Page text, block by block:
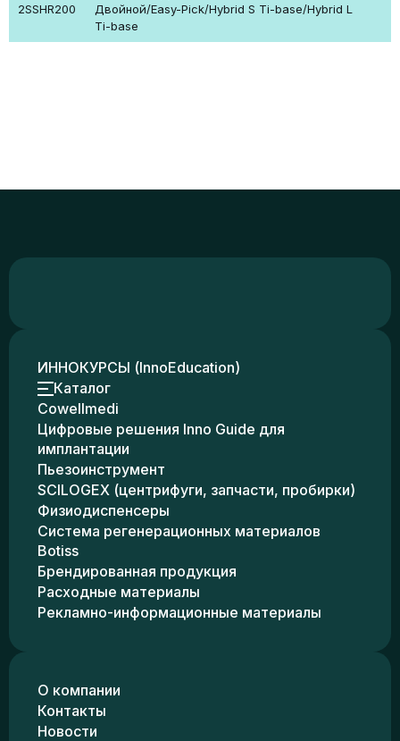
2SSHR200
Двойной/Easy-Pick/Hybrid S Ti-base/Hybrid L
Ti-base
ИННОКУРСЫ (InnoEducation)
Каталог
Cowellmedi
Цифровые решения Inno Guide для
имплантации
Пьезоинструмент
SCILOGEX (центрифуги, запчасти, пробирки)
Физиодиспенсеры
Система регенерационных материалов
Botiss
Брендированная продукция
Расходные материалы
Рекламно-информационные материалы
О компании
Контакты
Новости